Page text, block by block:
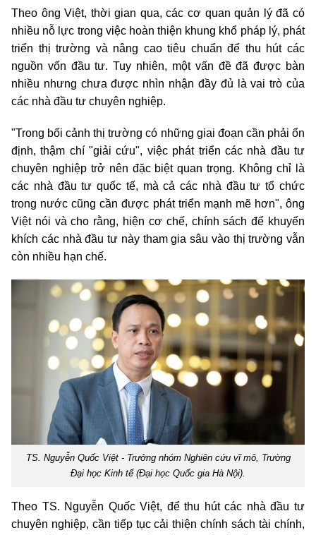
Theo ông Việt, thời gian qua, các cơ quan quản lý đã có
nhiều nỗ lực trong việc hoàn thiện khung khổ pháp lý, phát
triển thị trường và nâng cao tiêu chuẩn để thu hút các
nguồn vốn đầu tư. Tuy nhiên, một vấn đề đã được bàn
nhiều nhưng chưa được nhìn nhận đầy đủ là vai trò của
các nhà đầu tư chuyên nghiệp.
"Trong bối cảnh thị trường có những giai đoạn cần phải ổn
định, thậm chí "giải cứu", việc phát triển các nhà đầu tư
chuyên nghiệp trở nên đặc biệt quan trọng. Không chỉ là
các nhà đầu tư quốc tế, mà cả các nhà đầu tư tổ chức
trong nước cũng cần được phát triển mạnh mẽ hơn", ông
Việt nói và cho rằng, hiện cơ chế, chính sách để khuyến
khích các nhà đầu tư này tham gia sâu vào thị trường vẫn
còn nhiều hạn chế.
TS. Nguyễn Quốc Việt - Trưởng nhóm Nghiên cứu vĩ mô, Trường
Đại học Kinh tế (Đại học Quốc gia Hà Nội).
Theo TS. Nguyễn Quốc Việt, để thu hút các nhà đầu tư
chuyên nghiệp, cần tiếp tục cải thiện chính sách tài chính,